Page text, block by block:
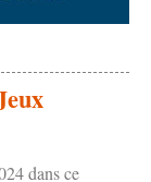
dans ce